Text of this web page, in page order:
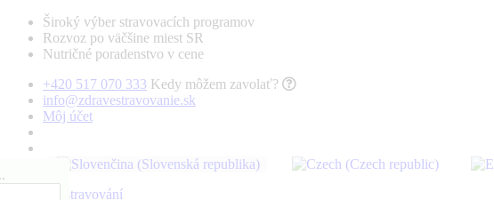
Široký výber stravovacích programov
Rozvoz po väčšine miest SR
Nutričné poradenstvo v cene
+420 517 070 333 Kedy môžem zavolať?
info@zdravestravovanie.sk
Môj účet